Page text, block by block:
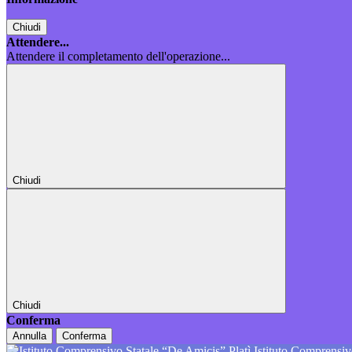
Chiudi
Attendere...
Attendere il completamento dell'operazione...
Chiudi
Chiudi
Conferma
Annulla Conferma